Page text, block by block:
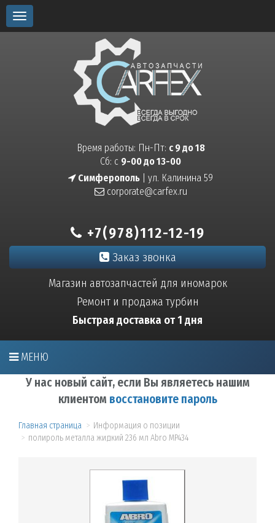
Toggle
navigation
Время работы: Пн-Пт: с 9 до 18
Сб: с 9-00 до 13-00
Симферополь | ул. Калинина 59
corporate@carfex.ru
+7(978)112-12-19
Заказ звонка
Магазин автозапчастей для иномарок
Ремонт и продажа турбин
Быстрая доставка от 1 дня
МЕНЮ
У нас новый сайт, если Вы являетесь нашим
клиентом восстановите пароль
Главная страница
Информация о позиции
полироль металла жидкий 236 мл Abro MP434